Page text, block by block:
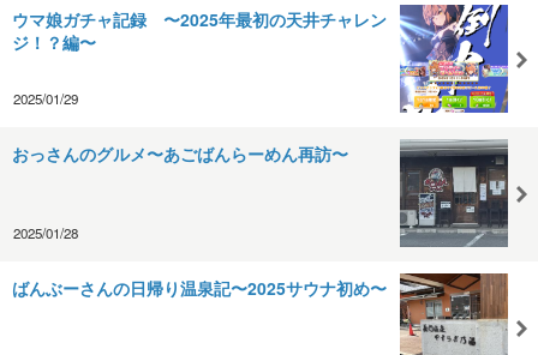
ウマ娘ガチャ記録 〜2025年最初の天井チャレン
ジ！？編〜
2025/01/29
おっさんのグルメ〜あごばんらーめん再訪〜
2025/01/28
ばんぶーさんの日帰り温泉記〜2025サウナ初め〜